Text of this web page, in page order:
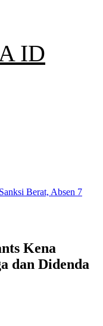
ID
Berat, Absen 7
Kena
dan Didenda